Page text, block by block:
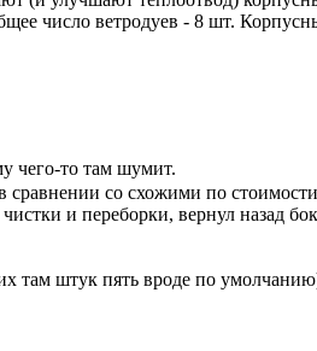
число ветродуев - 8 шт.
чего-то там шумит.
сравнении со схожими по
и переборки, вернул назад
штук пять вроде по